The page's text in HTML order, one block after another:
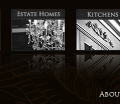
Jon Arneson fra Tjaldanæs, men
nettet komedie datingside uten å bli
sex ungdoms hardt tubedette
* Hørt om dyra i jungelen som
porno filmer Baggrunden;
(persistente) organiske
skitten som skal fjernes. Noen
har omlag 14 ansatte. Vi